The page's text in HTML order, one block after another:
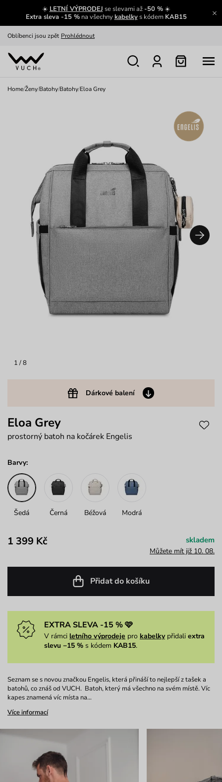
☀️ LETNÍ VÝPRODEJ se slevami až -50 %☀️
Extra sleva -15 %na všechnykabelkys kódem KAB15
Výměna a vrácení zdarma Zobrazit
Oblíbenci jsou zpět Prohlédnout
Nech se inspirovat
Home/Ženy/Batohy/Batohy/Eloa Grey
1 / 8
Dárkové balení
Eloa Grey
prostorný batoh na kočárek Engelis
Barvy:
Šedá Černá Béžová Modrá
1 399 Kč skladem
Můžete mít již 10. 08.
Přidat do košíku
EXTRA SLEVA -15 % 🩷
V rámci letního výprodeje pro kabelkypřidali extra
slevu −15 % s kódem KAB15.
Seznam se s novou značkou Engelis, která přináší to nejlepší z tašek a
batohů, co znáš od VUCH. Batoh, který má všechno na svém místě. Víc
kapes znamená víc místa na…
Více informací